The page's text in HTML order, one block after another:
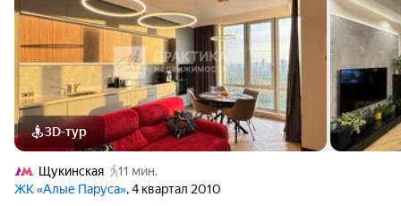
3D-тур
Щукинская
11 мин.
ЖК «Алые Паруса», 4 квартал 2010